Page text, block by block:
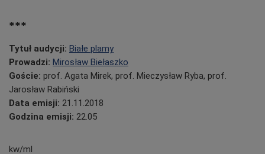
***
Tytuł audycji: Białe plamy
Prowadzi: Mirosław Biełaszko
Goście: prof. Agata Mirek, prof. Mieczysław Ryba, prof.
Jarosław Rabiński
Data emisji: 21 .11 .2018
Godzina emisji: 22.05
kw/ml